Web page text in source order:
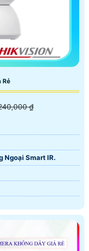
Rẻ
₫
Ngoại Smart IR.